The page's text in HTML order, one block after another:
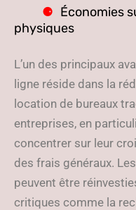
Économies
physiques
L’un des principaux
ligne réside dans la
location de bureaux
entreprises, en
concentrer sur leur
des frais généraux.
peuvent être
critiques comme la